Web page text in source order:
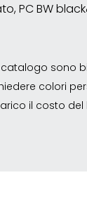
PC BW
sono
colori
il costo